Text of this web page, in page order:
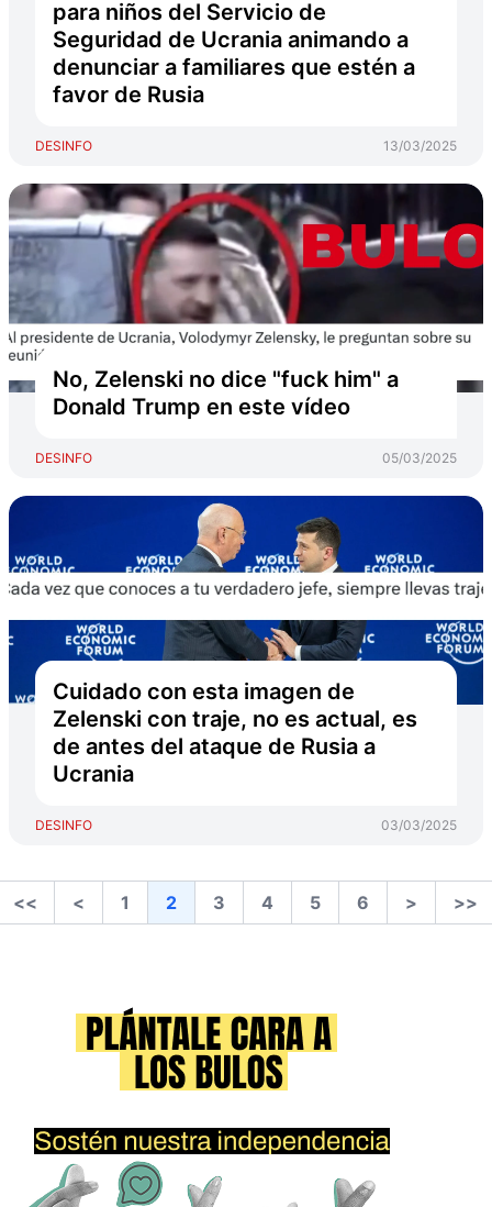
para niños del Servicio de
Seguridad de Ucrania animando a
denunciar a familiares que estén a
favor de Rusia
DESINFO 13/03/2025
No, Zelenski no dice "fuck him" a
Donald Trump en este vídeo
DESINFO 05/03/2025
Cuidado con esta imagen de
Zelenski con traje, no es actual, es
de antes del ataque de Rusia a
Ucrania
DESINFO 03/03/2025
<< < 1 2 3 4 5 6 > >>